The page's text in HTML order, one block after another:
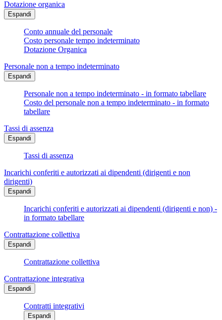
Dotazione organica
Espandi
Conto annuale del personale
Costo personale tempo indeterminato
Dotazione Organica
Personale non a tempo indeterminato
Espandi
Personale non a tempo indeterminato - in formato tabellare
Costo del personale non a tempo indeterminato - in formato
tabellare
Tassi di assenza
Espandi
Tassi di assenza
Incarichi conferiti e autorizzati ai dipendenti (dirigenti e non
dirigenti)
Espandi
Incarichi conferiti e autorizzati ai dipendenti (dirigenti e non) -
in formato tabellare
Contrattazione collettiva
Espandi
Contrattazione collettiva
Contrattazione integrativa
Espandi
Contratti integrativi
Espandi